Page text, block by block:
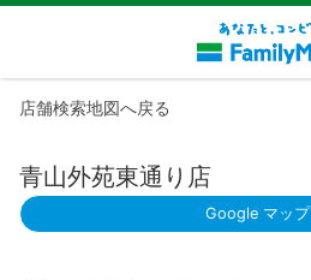
店舗検索地図へ戻る
青山外苑東通り店
Google マップ